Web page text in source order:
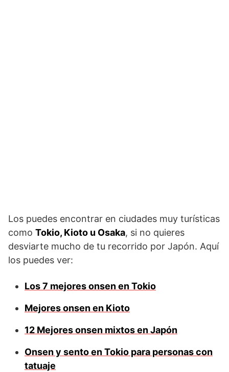
Los puedes encontrar en ciudades muy turísticas
como Tokio, Kioto u Osaka, si no quieres
desviarte mucho de tu recorrido por Japón. Aquí
los puedes ver:
Los 7 mejores onsen en Tokio
Mejores onsen en Kioto
12 Mejores onsen mixtos en Japón
Onsen y sento en Tokio para personas con
tatuaje